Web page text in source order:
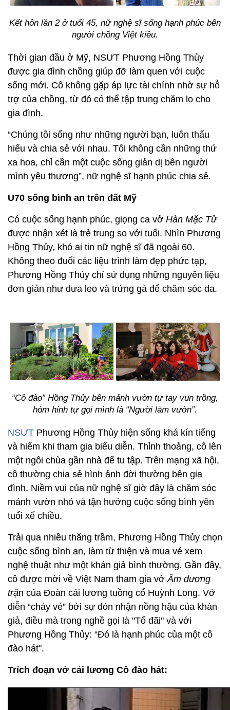
Kết hôn lần 2 ở tuổi 45, nữ nghệ sĩ sống hạnh phúc bên
người chồng Việt kiều.
Thời gian đầu ở Mỹ, NSƯT Phương Hồng Thủy
được gia đình chồng giúp đỡ làm quen với cuộc
sống mới. Cô không gặp áp lực tài chính nhờ sự hỗ
trợ của chồng, từ đó có thể tập trung chăm lo cho
gia đình.
“Chúng tôi sống như những người bạn, luôn thấu
hiểu và chia sẻ với nhau. Tôi không cần những thứ
xa hoa, chỉ cần một cuộc sống giản dị bên người
mình yêu thương”, nữ nghệ sĩ hạnh phúc chia sẻ.
U70 sống bình an trên đất Mỹ
Có cuộc sống hạnh phúc, giọng ca vở Hàn Mặc Tử
được nhận xét là trẻ trung so với tuổi. Nhìn Phương
Hồng Thủy, khó ai tin nữ nghệ sĩ đã ngoài 60.
Không theo đuổi các liệu trình làm đẹp phức tạp,
Phương Hồng Thủy chỉ sử dụng những nguyên liệu
đơn giản như dưa leo và trứng gà để chăm sóc da.
“Cô đào” Hồng Thủy bên mảnh vườn tự tay vun trồng,
hóm hỉnh tự gọi mình là “Người làm vườn”.
NSƯT Phương Hồng Thủy hiện sống khá kín tiếng
và hiếm khi tham gia biểu diễn. Thỉnh thoảng, cô lên
một ngôi chùa gần nhà để tu tập. Trên mạng xã hội,
cô thường chia sẻ hình ảnh đời thường bên gia
đình. Niềm vui của nữ nghệ sĩ giờ đây là chăm sóc
mảnh vườn nhỏ và tận hưởng cuộc sống bình yên
tuổi xế chiều.
Trải qua nhiều thăng trầm, Phương Hồng Thủy chọn
cuộc sống bình an, làm từ thiện và mua vé xem
nghệ thuật như một khán giả bình thường. Gần đây,
cô được mời về Việt Nam tham gia vở Âm dương
trận của Đoàn cải lương tuồng cổ Huỳnh Long. Vở
diễn “cháy vé” bởi sự đón nhận nồng hậu của khán
giả, điều mà trong nghề gọi là "Tổ đãi" và với
Phương Hồng Thủy: “Đó là hạnh phúc của một cô
đào hát".
Trích đoạn vở cải lương Cô đào hát: